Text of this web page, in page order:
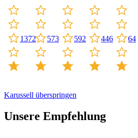
1372 573 592 446 64
Karussell überspringen
Unsere Empfehlung